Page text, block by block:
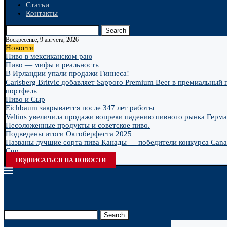
Статьи
Контакты
Search
Воскресенье, 9 августа, 2026
Новости
Пиво в мексиканском раю
Пиво — мифы и реальность
В Ирландии упали продажи Гиннеса!
Carlsberg Britvic добавляет Sapporo Premium Beer в премиальный
портфель
Пиво и Сыр
Eichbaum закрывается после 347 лет работы
Veltins увеличила продажи вопреки падению пивного рынка
Несоложенные продукты и советское пиво.
Подведены итоги Октоберфеста 2025
Названы лучшие сорта пива Канады — победители конкурса
Cup...
ПОДПИСАТЬСЯ НА НОВОСТИ
Search